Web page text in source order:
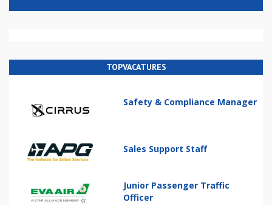
TOPVACATURES
Safety & Compliance Manager
Sales Support Staff
Junior Passenger Traffic
Officer